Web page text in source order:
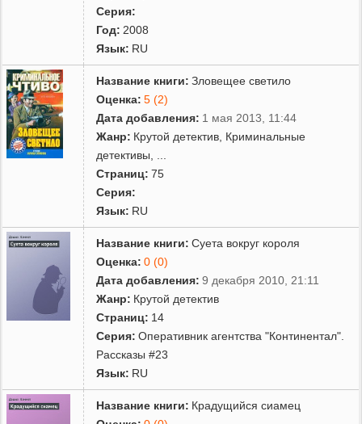
Серия:
Год: 2008
Язык: RU
Название книги: Зловещее светило
Оценка: 5 (2)
Дата добавления: 1 мая 2013, 11:44
Жанр: Крутой детектив Криминальные
детективы
Страниц: 75
Серия:
Язык: RU
Название книги: Суета вокруг короля
Оценка: 0 (0)
Дата добавления: 9 декабря 2010, 21:11
Жанр: Крутой детектив
Страниц: 14
Серия: Оперативник агентства "Континентал".
Рассказы #23
Язык: RU
Название книги: Крадущийся сиамец